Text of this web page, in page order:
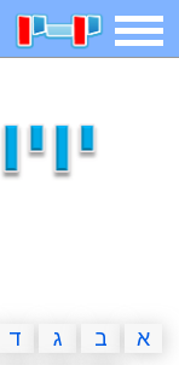
תפריט
א ב ג ד